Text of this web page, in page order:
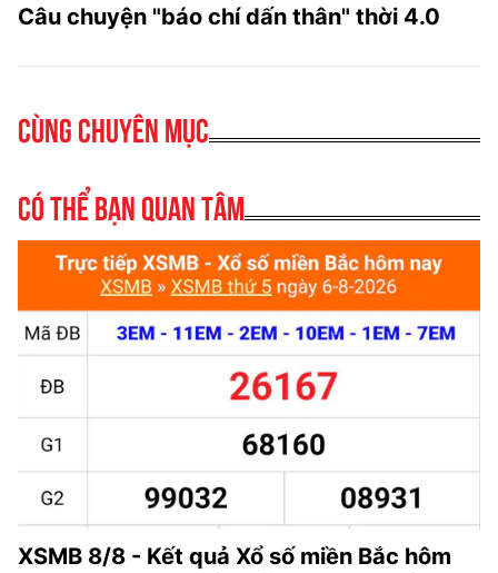
Câu chuyện "báo chí dấn thân" thời 4.0
Cùng chuyên mục
Có thể bạn quan tâm
XSMB 8/8 - Kết quả Xổ số miền Bắc hôm